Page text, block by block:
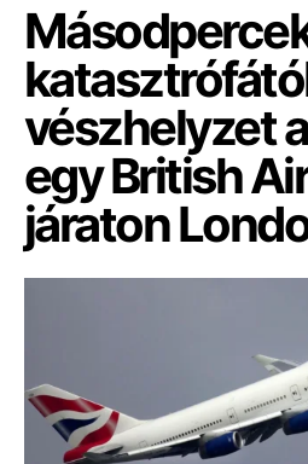
vészhelyzet
egy British
járaton